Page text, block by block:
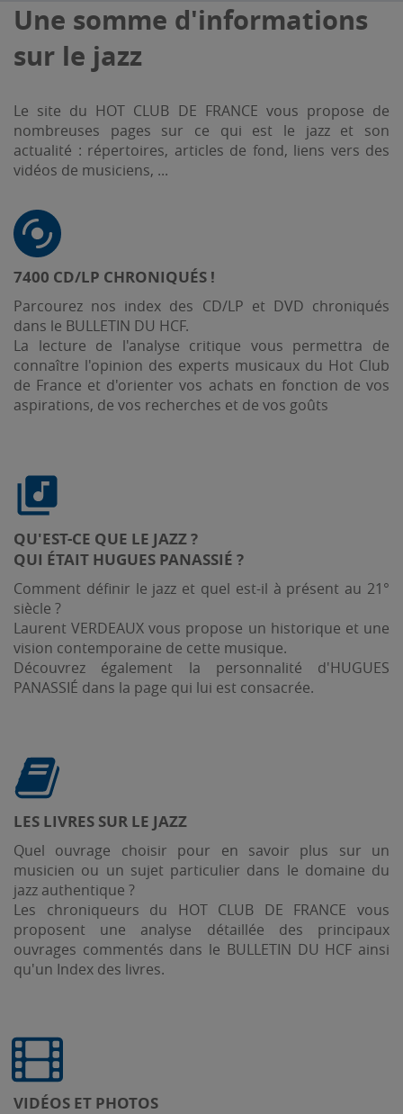
Une somme d'informations
sur le jazz
Le site du HOT CLUB DE FRANCE vous propose de
nombreuses pages sur ce qui est le jazz et son
actualité : répertoires, articles de fond, liens vers des
vidéos de musiciens, ...
7400 CD/LP CHRONIQUÉS !
Parcourez nos index des CD/LP et DVD chroniqués
dans le BULLETIN DU HCF.
La lecture de l'analyse critique vous permettra de
connaître l'opinion des experts musicaux du Hot Club
de France et d'orienter vos achats en fonction de vos
aspirations, de vos recherches et de vos goûts
QU'EST-CE QUE LE JAZZ ?
QUI ÉTAIT HUGUES PANASSIÉ ?
Comment définir le jazz et quel est-il à présent au 21°
siècle ?
Laurent VERDEAUX vous propose un historique et une
vision contemporaine de cette musique.
Découvrez également la personnalité d'HUGUES
PANASSIÉ dans la page qui lui est consacrée.
LES LIVRES SUR LE JAZZ
Quel ouvrage choisir pour en savoir plus sur un
musicien ou un sujet particulier dans le domaine du
jazz authentique ?
Les chroniqueurs du HOT CLUB DE FRANCE vous
proposent une analyse détaillée des principaux
ouvrages commentés dans le BULLETIN DU HCF ainsi
qu'un Index des livres.
VIDÉOS ET PHOTOS